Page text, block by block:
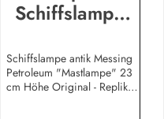
Schiffslampe
Petroleumbrenn
er
Schiffslampe antik Messing
Petroleum "Mastlampe" 23
cm Höhe Original - Replika